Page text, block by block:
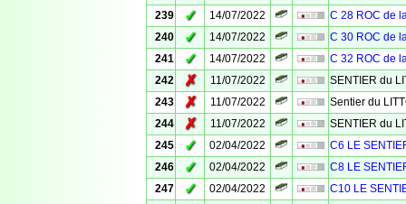
239
✓ 14/07/2022
C 28 ROC de
240
✓ 14/07/2022
C 30 ROC de
241
✓ 14/07/2022
C 32 ROC de
242
✗ 11/07/2022
SENTIER du
243
✗ 11/07/2022
Sentier du
244
✗ 11/07/2022
SENTIER du
245
✓ 02/04/2022
C6 LE
246
✓ 02/04/2022
C8 LE
247
✓ 02/04/2022
C10 LE